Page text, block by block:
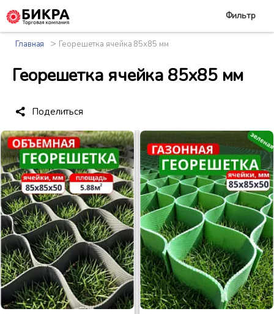
Главная > Георешетка ячейка 85х85 мм
Георешетка ячейка 85х85 мм
Поделиться
Фильтр